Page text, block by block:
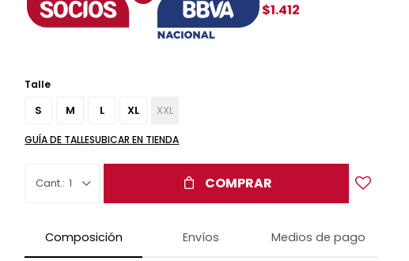
$1.412
Talle
S M L XL XXL
GUÍA DE TALLESUBICAR EN TIENDA
1 COMPRAR
Composición Envíos Medios de pago